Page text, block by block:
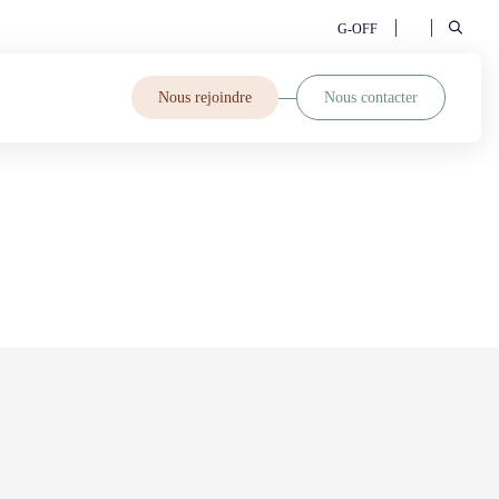
Nous rejoindre Nous contacter
G-OFF